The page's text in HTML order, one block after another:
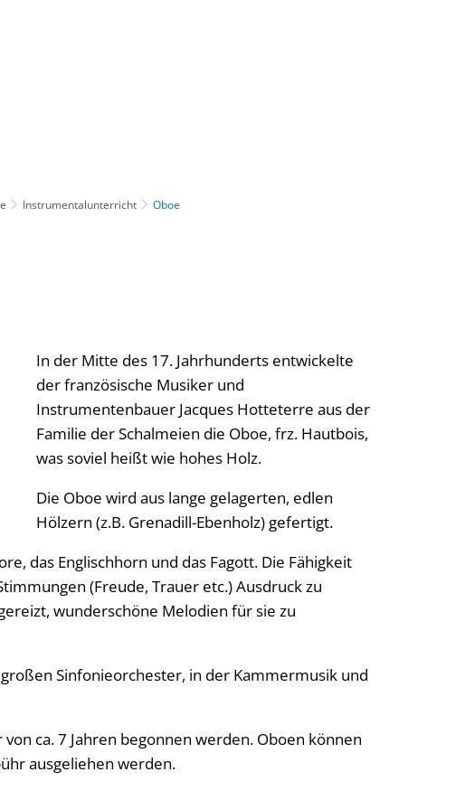
Instrumentalunterricht Oboe
In der Mitte des 17. Jahrhunderts entwickelte
der französische Musiker und
Instrumentenbauer Jacques Hotteterre aus der
Familie der Schalmeien die Oboe, frz. Hautbois,
was soviel heißt wie hohes Holz.
Die Oboe wird aus lange gelagerten, edlen
Hölzern (z.B. Grenadill-Ebenholz) gefertigt.
das Englischhorn und das Fagott. Die Fähigkeit
(Freude, Trauer etc.) Ausdruck zu
wunderschöne Melodien für sie zu
Sinfonieorchester, in der Kammermusik und
ca. 7 Jahren begonnen werden. Oboen können
ausgeliehen werden.